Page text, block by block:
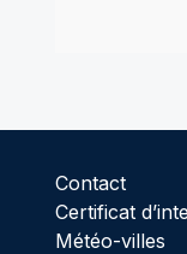
Contact
Certificat
Météo-villes